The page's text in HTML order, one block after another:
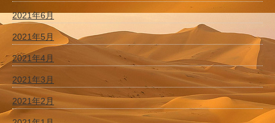
2021年6月
2021年5月
2021年4月
2021年3月
2021年2月